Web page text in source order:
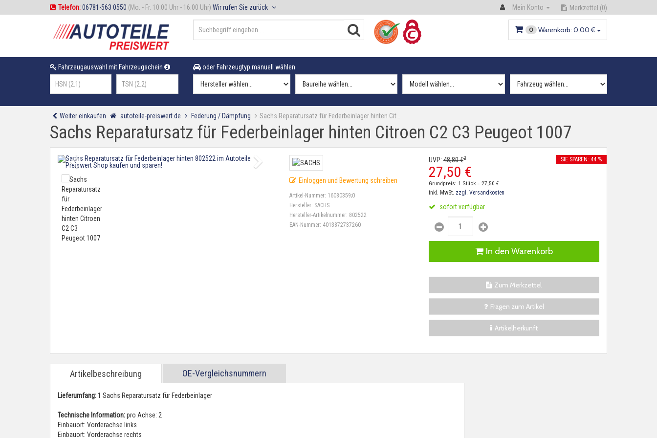
Telefon:06781-563 0550 (Mo. - Fr. 10:00 Uhr - 16:00 Uhr) Wir rufen Sie zurück Mein Konto Merkzettel (0)
0 Warenkorb: 0,00 €
Fahrzeugauswahl mit Fahrzeugschein oder Fahrzeugtyp manuell wählen
Weiter einkaufen autoteile-preiswert.de Federung / Dämpfung Sachs Reparatursatz für Federbeinlager hinten Cit…
Sachs Reparatursatz für Federbeinlager hinten Citroen C2 C3 Peugeot 1007
Einloggen und Bewertung schreiben
Artikel-Nummer: 16080359;0
Hersteller: SACHS
Hersteller-Artikelnummer: 802522
EAN-Nummer: 4013872737260
UVP:48,80€2
27,50 €
SIE SPAREN: 44 %
Grundpreis: 1 Stück = 27,50 €
inkl. MwSt. zzgl. Versandkosten
sofort verfügbar
In den Warenkorb
Zum Merkzettel
Fragen zum Artikel
Artikelherkunft
Artikelbeschreibung OE-Vergleichsnummern
Lieferumfang:1 Sachs Reparatursatz für Federbeinlager
Technische Information:pro Achse: 2
Einbauort: Vorderachse links
Einbauort: Vorderachse rechts